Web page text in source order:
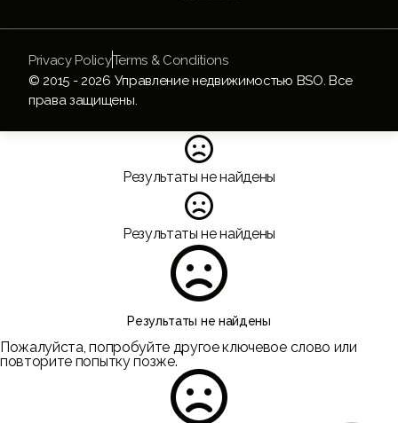
© 2015 - 2026 Управление недвижимостью BSO. Все
права защищены.
Privacy PolicyTerms & Conditions

Результаты не найдены

Результаты не найдены

Результаты не найдены
Пожалуйста, попробуйте другое ключевое слово или
повторите попытку позже.
